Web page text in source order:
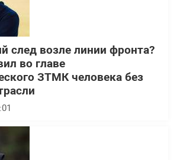
след возле линии фронта?
во главе
ЗТМК человека без